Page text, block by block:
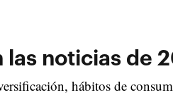
las noticias de
hábitos de